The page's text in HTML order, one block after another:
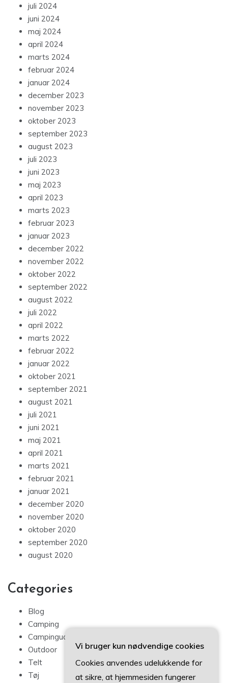
juli 2024
juni 2024
maj 2024
april 2024
marts 2024
februar 2024
januar 2024
december 2023
november 2023
oktober 2023
september 2023
august 2023
juli 2023
juni 2023
maj 2023
april 2023
marts 2023
februar 2023
januar 2023
december 2022
november 2022
oktober 2022
september 2022
august 2022
juli 2022
april 2022
marts 2022
februar 2022
januar 2022
oktober 2021
september 2021
august 2021
juli 2021
juni 2021
maj 2021
april 2021
marts 2021
februar 2021
januar 2021
december 2020
november 2020
oktober 2020
september 2020
august 2020
Categories
Blog
Camping
Campingudstyr
Outdoor
Telt
Tøj
Vi bruger kun nødvendige cookies
Cookies anvendes udelukkende for
at sikre, at hjemmesiden fungerer